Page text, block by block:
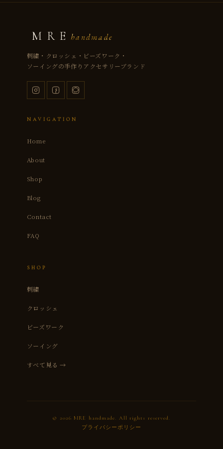
MREhandmade
刺繍・クロッシェ・ビーズワーク・
ソーイングの手作りアクセサリーブランド
NAVIGATION
Home
About
Shop
Blog
Contact
FAQ
SHOP
刺繍
クロッシェ
ビーズワーク
ソーイング
すべて見る →
© 2026 MRE handmade. All rights reserved.
プライバシーポリシー